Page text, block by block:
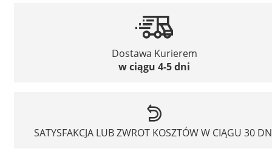
Dostawa Kurierem
w ciągu 4-5 dni
SATYSFAKCJA LUB ZWROT KOSZTÓW W CIĄGU 30